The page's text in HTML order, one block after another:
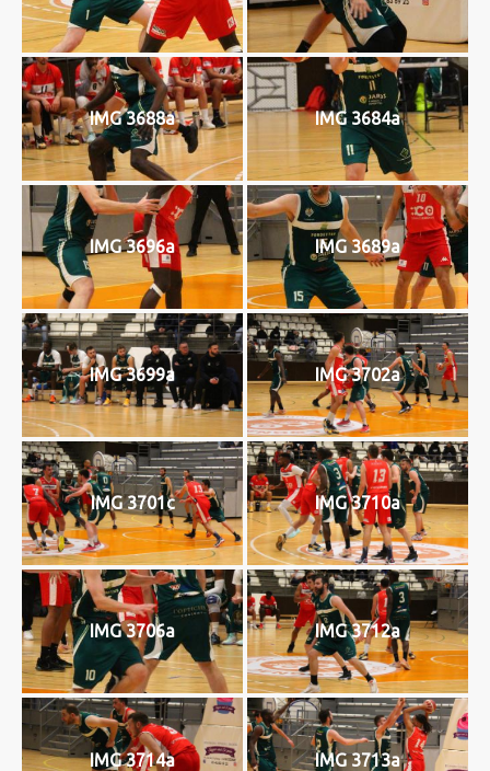
IMG 3688a IMG 3684a
IMG 3696a IMG 3689a
IMG 3699a IMG 3702a
IMG 3701c IMG 3710a
IMG 3706a IMG 3712a
IMG 3714a IMG 3713a